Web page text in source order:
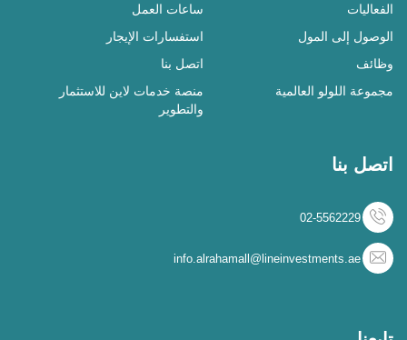
الفعاليات
ساعات العمل
الوصول إلى المول
استفسارات الإيجار
وظائف
اتصل بنا
مجموعة اللولو العالمية
منصة خدمات لاين للاستثمار
والتطوير
اتصل بنا
02-5562229
info.alrahamall@lineinvestments.ae